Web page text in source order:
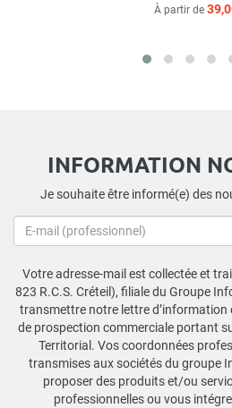
À partir de
INFORMATION
Je souhaite être informé(e) des
Votre adresse-mail est collectée et
823 R.C.S. Créteil), filiale du Groupe
transmettre notre lettre
de prospection commerciale portant
Territorial. Vos coordonnées
transmises aux sociétés du groupe
proposer des produits et/ou
professionnelles ou vous